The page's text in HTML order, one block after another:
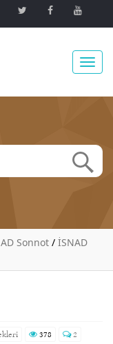
Sonnot / İSNAD
378
2